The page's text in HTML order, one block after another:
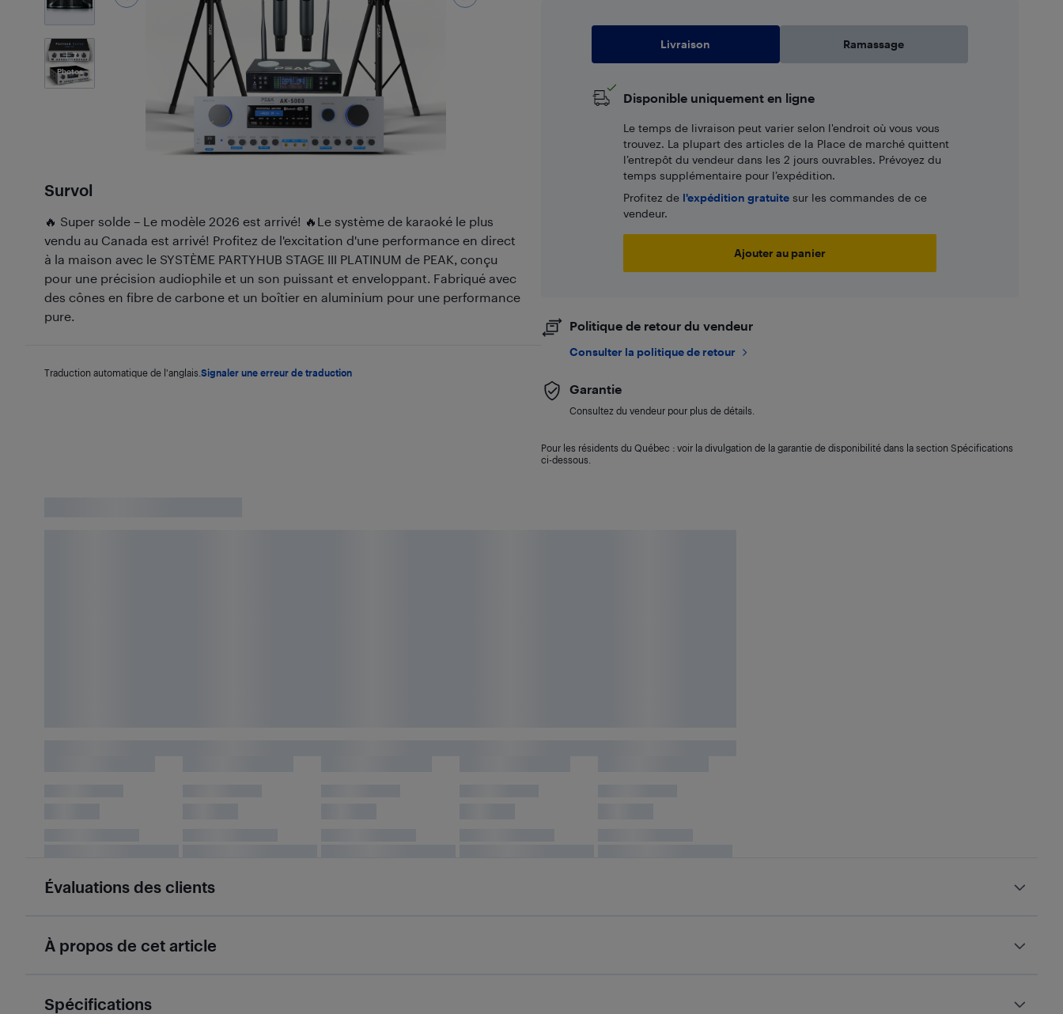
7
Photos
Survol
🔥 Super solde – Le modèle 2026 est arrivé! 🔥Le système de karaoké le plus
vendu au Canada est arrivé! Profitez de l'excitation d'une performance en direct
à la maison avec le SYSTÈME PARTYHUB STAGE III PLATINUM de PEAK, conçu
pour une précision audiophile et un son puissant et enveloppant. Fabriqué avec
des cônes en fibre de carbone et un boîtier en aluminium pour une performance
pure.
Traduction automatique de l'anglais. Signaler une erreur de traduction
Livraison Ramassage
Disponible uniquement en ligne
Le temps de livraison peut varier selon l'endroit où vous vous
trouvez. La plupart des articles de la Place de marché quittent
l’entrepôt du vendeur dans les 2 jours ouvrables. Prévoyez du
temps supplémentaire pour l’expédition.
Profitez de l'expédition gratuitesur les commandes de ce
vendeur.
Ajouter au panier
Politique de retour du vendeur
Consulter la politique de retour
Garantie
Consultez du vendeur pour plus de détails.
Pour les résidents du Québec : voir la divulgation de la garantie de disponibilité dans la section Spécifications
ci-dessous.
Évaluations des clients
À propos de cet article
Spécifications